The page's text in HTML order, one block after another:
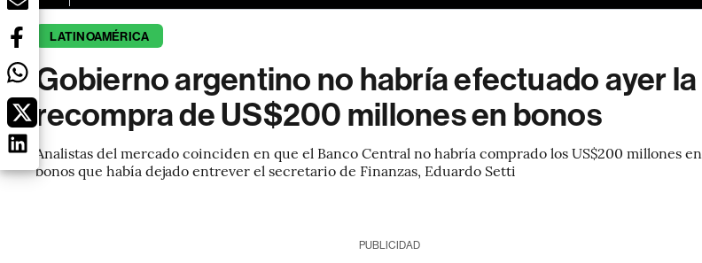
LATINOAMÉRICA
Gobierno argentino no habría efectuado ayer la
recompra de US$200 millones en bonos
Analistas del mercado coinciden en que el Banco Central no habría comprado los US$200 millones en
bonos que había dejado entrever el secretario de Finanzas, Eduardo Setti
PUBLICIDAD